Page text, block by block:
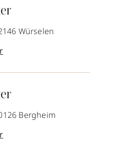
Würselen
Bergheim